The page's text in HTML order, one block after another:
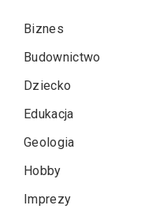
Biznes
Budownictwo
Dziecko
Edukacja
Geologia
Hobby
Imprezy